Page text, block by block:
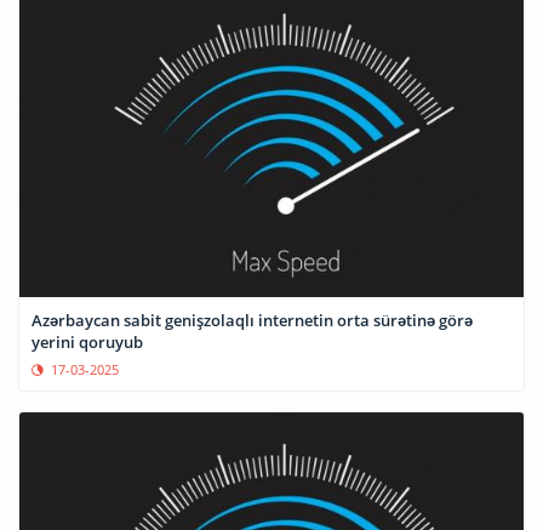
Azərbaycan sabit genişzolaqlı internetin orta sürətinə görə
yerini qoruyub
17-03-2025